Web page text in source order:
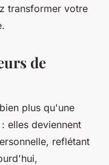
transformer votre
de
plus qu'une
elles deviennent
reflétant